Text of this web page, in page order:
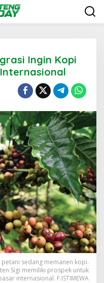
Ingin Kopi
petani sedang memanen kopi.
Sigi memiliki prospek untuk
internasional. F.ISTIMEWA